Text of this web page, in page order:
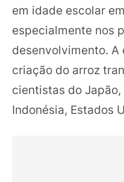
em idade escolar
especialmente nos
desenvolvimento. A
criação do arroz
cientistas do
Indonésia, Estados